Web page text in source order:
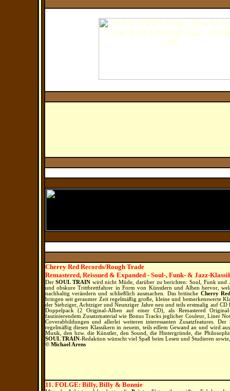
Cherry Red Records/Rough Trade
Remastered, Reissued & Expanded - Soul-, Funk- & Jazz-
DerSOUL TRAINwird nicht Müde, darüber zu berichten: Soul, Funk und
und obskure Trittbrettfahrer in Form von Künstlern und Alben hervor,
nachhaltig verändern und schließlich ausmachen. Das britische Cherry
bringen seit geraumer Zeit regelmäßig große, kleine und bemerkenswerte
der Siebziger, Achtziger und Neunziger Jahre neu und teils erstmalig auf CD
Doppelpack (2 Original-Alben auf einer CD), als Remastered
faszinierendem Zusatzmaterial wie Bonus Tracks jeglicher Couleur, Liner
Coverabbildungen und allerlei weiteren interessanten Zusatzfeatures. Der
regelmäßig diesen Klassikern in neuem, teils edlem Gewand an und wird
Musik, den bzw. die Künstler, den Sound, die Hintergründe, die
SOUL TRAIN-Redaktion wünscht viel Spaß beim Lesen und Studieren
© Michael Arens
11. FOLGE: Billy, Billy & Bonnie